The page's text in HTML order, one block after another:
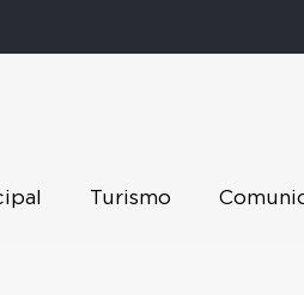
Turismo